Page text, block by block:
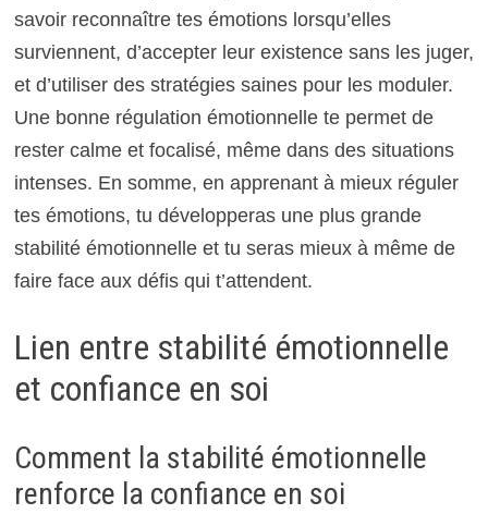
savoir reconnaître tes émotions lorsqu’elles
surviennent, d’accepter leur existence sans les juger,
et d’utiliser des stratégies saines pour les moduler.
Une bonne régulation émotionnelle te permet de
rester calme et focalisé, même dans des situations
intenses. En somme, en apprenant à mieux réguler
tes émotions, tu développeras une plus grande
stabilité émotionnelle et tu seras mieux à même de
faire face aux défis qui t’attendent.
Lien entre stabilité émotionnelle
et confiance en soi
Comment la stabilité émotionnelle
renforce la confiance en soi